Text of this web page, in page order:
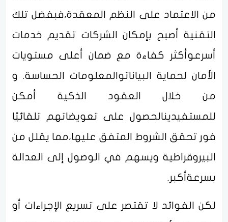
من الاعتماد على النظم المعقدة،فبفضل تلك
التقنية أصبح بإمكان الشركات تقديم خدمات
أسرعوأكثر كفاءة مع ضمان أعلى مستويات
الأمان لحماية البياناتوالمعلومات الحساسة. و
من خلال العقود الذكية أمكن
للمستفيدينالحصول على تعويضاتهم تلقائيًا
فور تحقق الشروط المتفق عليها،مما يقلل من
البيروقراطية ويسهم في الوصول إلى العدالة
بسرعةأكبر.
لكن الفوائد لا تقتصر على تسريع الإجراءات أو